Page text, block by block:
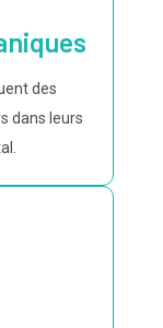
des
dans leurs